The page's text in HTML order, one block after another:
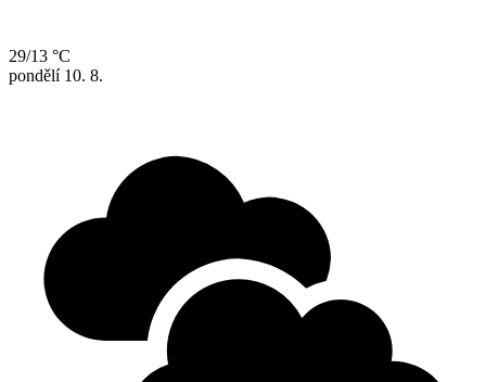
29/13 °C
pondělí 10. 8.